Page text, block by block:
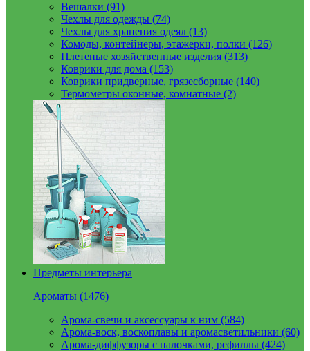
Вешалки (91)
Чехлы для одежды (74)
Чехлы для хранения одеял (13)
Комоды, контейнеры, этажерки, полки (126)
Плетеные хозяйственные изделия (313)
Коврики для дома (153)
Коврики придверные, грязесборные (140)
Термометры оконные, комнатные (2)
Предметы интерьера
Ароматы (1476)
Арома-свечи и аксессуары к ним (584)
Арома-воск, воскоплавы и аромасветильники (60)
Арома-диффузоры с палочками, рефиллы (424)